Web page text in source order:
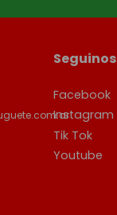
Seguinos
Facebook
Instagram
Tik Tok
Youtube